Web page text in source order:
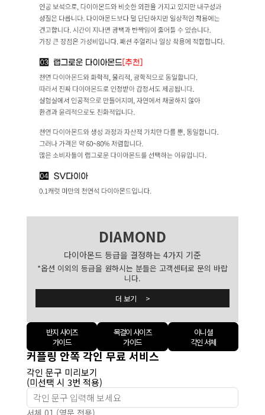
DIAMOND
다이아몬드 등급을 결정하는 4가지 기준
*옵션 이외의 등급을 원하시는 분들은 고객센터로 문의 바랍
니다.
더 보기 >
반지 사이즈
가이드
목걸이 사이즈
가이드
이니셜
각인 서체
커플링 안쪽 각인 무료 서비스
각인 문구 미리보기
(미선택 시 3번 적용)
서체 01 (영문 전용)